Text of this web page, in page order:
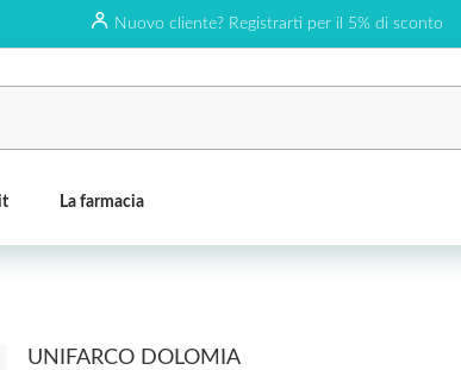
Nuovo cliente? Registrarti per il 5% di sconto
La farmacia
UNIFARCO DOLOMIA